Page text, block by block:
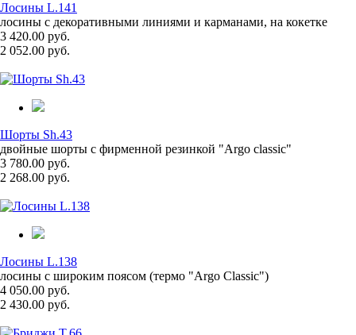
Лосины L.141
лосины с декоративными линиями и карманами, на кокетке
3 420.00 руб.
2 052.00 руб.
Шорты Sh.43
двойные шорты с фирменной резинкой "Argo classic"
3 780.00 руб.
2 268.00 руб.
Лосины L.138
лосины с широким поясом (термо "Argo Classic")
4 050.00 руб.
2 430.00 руб.